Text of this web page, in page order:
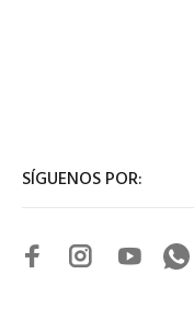
SÍGUENOS POR: